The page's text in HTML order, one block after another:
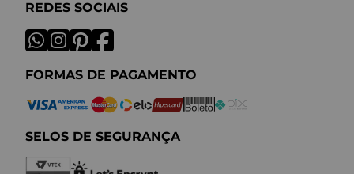
REDES SOCIAIS
FORMAS DE PAGAMENTO
SELOS DE SEGURANÇA